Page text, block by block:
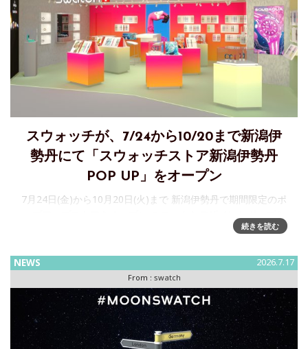
スウォッチが、7/24から10/20まで新潟伊
勢丹にて「スウォッチストア新潟伊勢丹
POP UP」をオープン
7月24日(金)から10月20日(火)まで 新潟伊勢丹で期間限定のポ
カラーで知られるスイスメイドのウォッチメーカー
続きを読む
NEWS 2026.7.17
From : swatch